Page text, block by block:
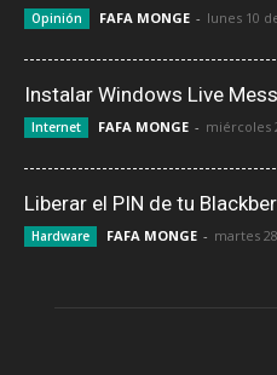
Opinión FAFA MONGE - lunes 10
Instalar Windows Live
Internet FAFA MONGE - miércoles
Liberar el PIN de tu
Hardware FAFA MONGE - martes